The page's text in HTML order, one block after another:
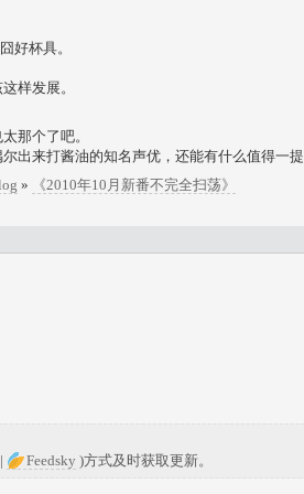
好杯具。
样发展。
那个了吧。
出来打酱油的知名声优，还能有什么值得一
» 《2010年10月新番不完全扫荡》
Feedsky )方式及时获取更新。